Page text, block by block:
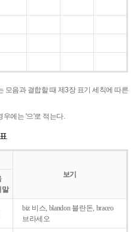
모음과 결합할 때 제3장 표기 세칙에 따른
우에는 '으'로 적는다.
보기
말
biz 비스, blandon 블란돈, braceo
브라세오